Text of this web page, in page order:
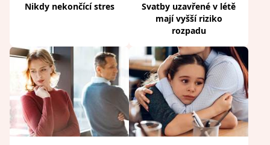
Nikdy nekončící stres
Svatby uzavřené v létě
mají vyšší riziko
rozpadu